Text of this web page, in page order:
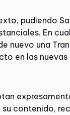
pudiendo
En
nuevo una
en las nuevas
contenido,